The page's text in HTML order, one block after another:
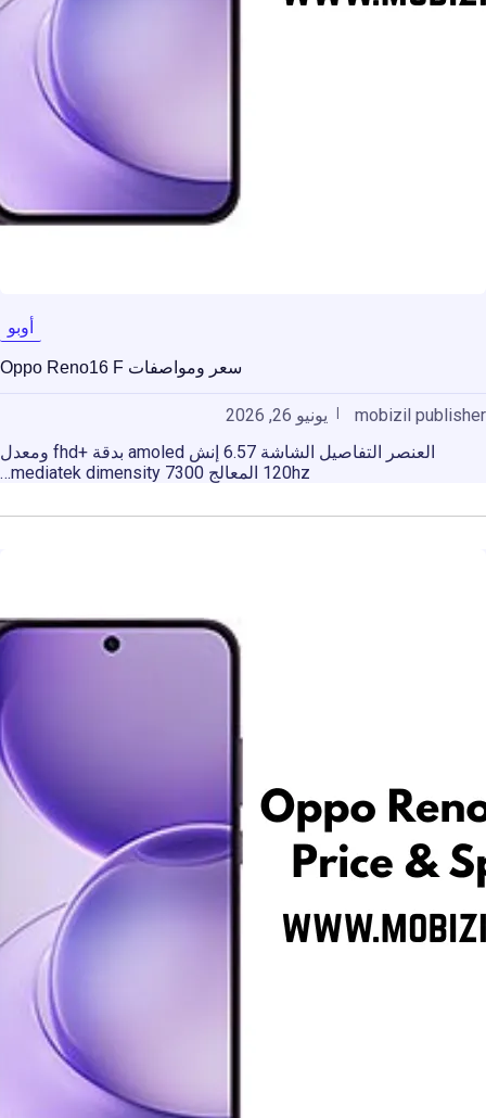
أوبو
سعر ومواصفات Oppo Reno16 F
mobizil publisher
يونيو 26, 2026
العنصر التفاصيل الشاشة 6.57 إنش amoled بدقة +fhd ومعدل
120hz المعالج mediatek dimensity 7300…